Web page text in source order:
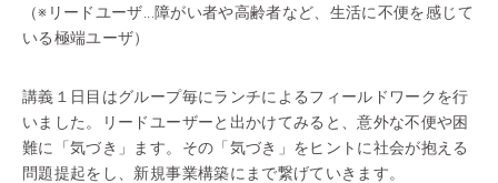
（※リードユーザ...障がい者や高齢者など、生活に不便を感じて
いる極端ユーザ）
講義１日目はグループ毎にランチによるフィールドワークを行
いました。リードユーザーと出かけてみると、意外な不便や困
難に「気づき」ます。その「気づき」をヒントに社会が抱える
問題提起をし、新規事業構築にまで繋げていきます。